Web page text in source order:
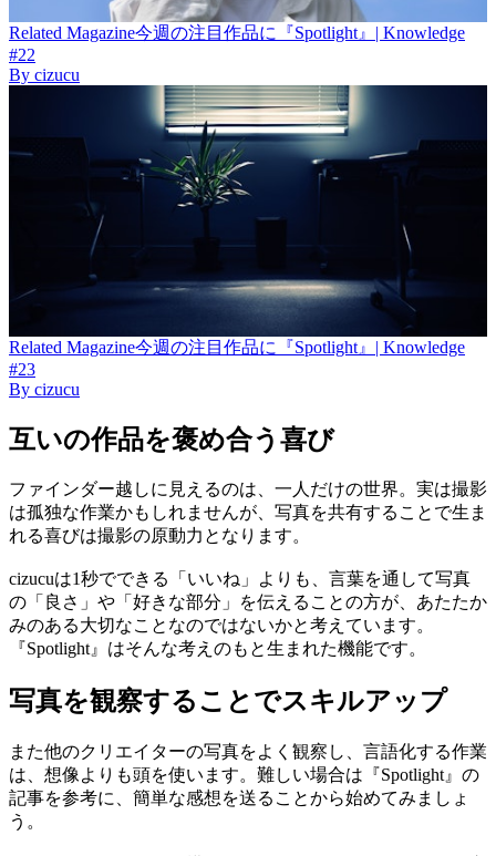
Related Magazine今週の注目作品に『Spotlight』| Knowledge
#22
By cizucu
Related Magazine今週の注目作品に『Spotlight』| Knowledge
#23
By cizucu
互いの作品を褒め合う喜び
ファインダー越しに見えるのは、一人だけの世界。実は撮影
は孤独な作業かもしれませんが、写真を共有することで生ま
れる喜びは撮影の原動力となります。
cizucuは1秒でできる「いいね」よりも、言葉を通して写真
の「良さ」や「好きな部分」を伝えることの方が、あたたか
みのある大切なことなのではないかと考えています。
『Spotlight』はそんな考えのもと生まれた機能です。
写真を観察することでスキルアップ
また他のクリエイターの写真をよく観察し、言語化する作業
は、想像よりも頭を使います。難しい場合は『Spotlight』の
記事を参考に、簡単な感想を送ることから始めてみましょ
う。